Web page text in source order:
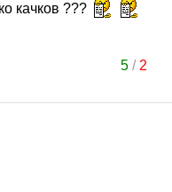
качков ???
5/ 2